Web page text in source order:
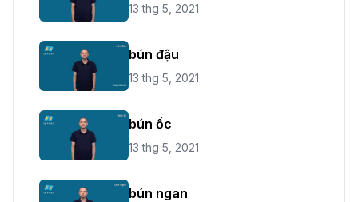
13 thg 5, 2021
bún đậu
13 thg 5, 2021
bún ốc
13 thg 5, 2021
bún ngan